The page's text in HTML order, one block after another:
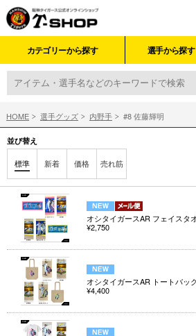
カテゴリーから探す 選手から探す
HOME 選手グッズ 内野手 #8 佐藤輝明
並び替え
標準 新着 価格 売れ筋
オシタイガースAR フェイスタ
¥2,750
オシタイガースAR トートバッ
¥4,400